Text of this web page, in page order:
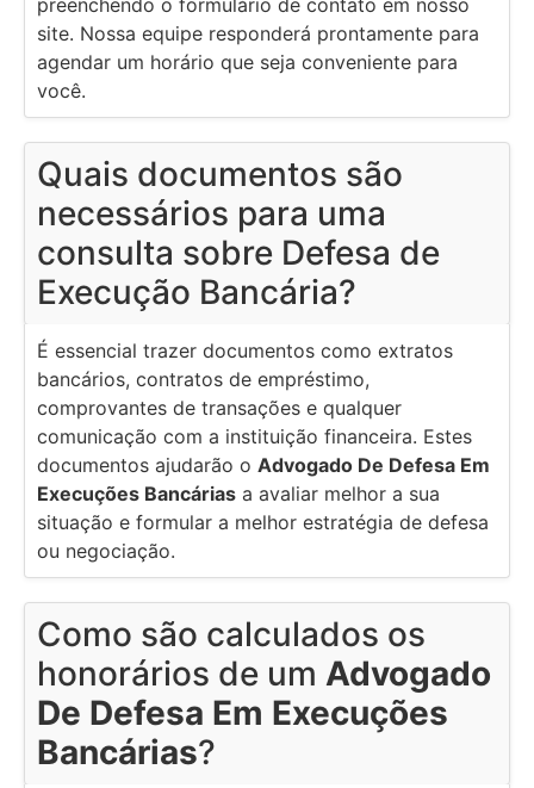
site. Nossa equipe responderá prontamente para
agendar um horário que seja conveniente para
você.
Quais documentos são
necessários para uma
consulta sobre Defesa de
Execução Bancária?
É essencial trazer documentos como extratos
bancários, contratos de empréstimo,
comprovantes de transações e qualquer
comunicação com a instituição financeira. Estes
documentos ajudarão o Advogado De Defesa Em
Execuções Bancárias a avaliar melhor a sua
situação e formular a melhor estratégia de defesa
ou negociação.
Como são calculados os
honorários de um Advogado
De Defesa Em Execuções
Bancárias?